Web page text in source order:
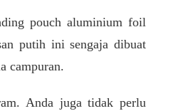
pouch aluminium foil
putih ini sengaja dibuat
campuran.
Anda juga tidak perlu